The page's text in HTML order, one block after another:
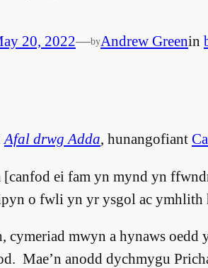
20, 2022—byAndrew Greenin
Afal drwg Adda, hunangofiant
[canfod ei fam yn mynd yn
o fwli yn yr ysgol ac ymhlith
cymeriad mwyn a hynaws
Mae’n anodd dychmygu